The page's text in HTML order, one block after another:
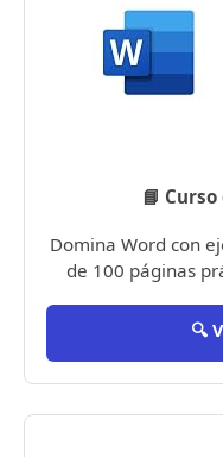
📘
Domina Word con
de 100 páginas
🔍